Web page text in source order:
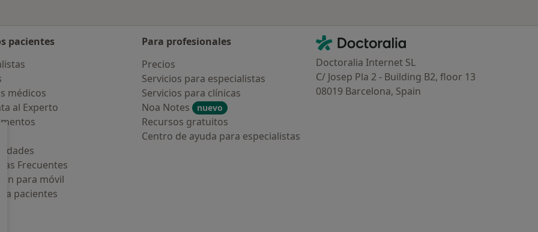
pacientes
médicos
al Experto
Frecuentes
para móvil
pacientes
Para profesionales
Precios
Servicios para especialistas
Servicios para clínicas
Noa Notes
nuevo
Recursos gratuitos
Centro de ayuda para especialistas
Contacto
Doctoralia - Página de inicio
Doctoralia Internet SL
C/ Josep Pla 2 - Building B2, floor 13
08019 Barcelona, Spain